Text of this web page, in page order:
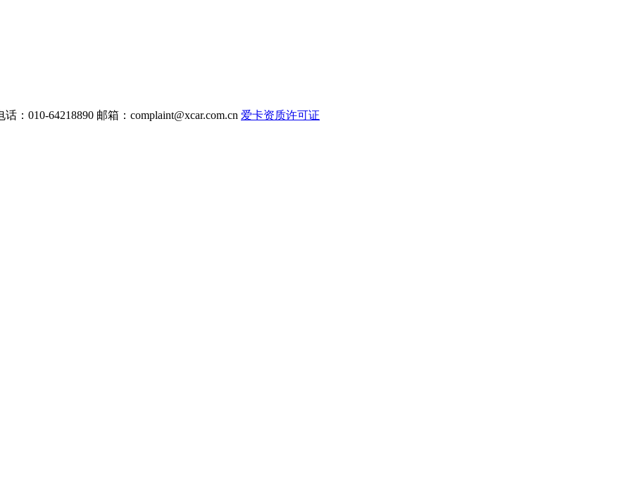
话：010-64218890 邮箱： complaint@xcar.com.cn 爱卡资质许可证